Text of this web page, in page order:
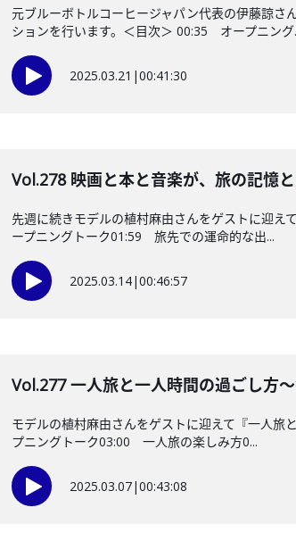
元ブルーボトルコーヒージャパン代表の伊藤諒さ
ションを行います。＜目次＞ 00:35 オープニング
2025.03.21 |00:41:30
Vol.278 映画と本と音楽が、旅の記憶
先週に続きモデルの植村麻由さんをゲストに迎
ープニングトーク01:59 旅先での運命的な出...
2025.03.14|00:46:57
Vol.277 一人旅と一人時間の過ごし方
モデルの植村麻由さんをゲストに迎えて『一人
プニングトーク03:00 一人旅の楽しみ方0...
2025.03.07|00:43:08